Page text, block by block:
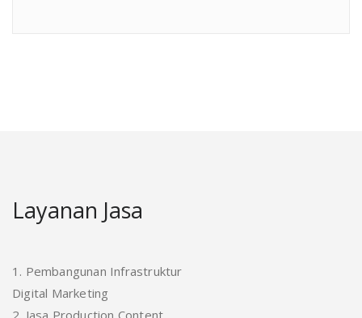
Layanan Jasa
1. Pembangunan Infrastruktur
Digital Marketing
2. Jasa Production Content